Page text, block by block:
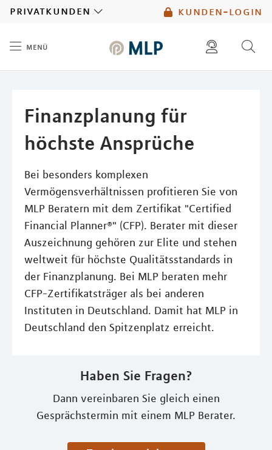
kunden-login
privatkunden
menü
Finanzplanung für
höchste Ansprüche
Bei besonders komplexen
Vermögensverhältnissen profitieren Sie von
MLP Beratern mit dem Zertifikat "Certified
Financial Planner®" (CFP). Berater mit dieser
Auszeichnung gehören zur Elite und stehen
weltweit für höchste Qualitätsstandards in
der Finanzplanung. Bei MLP beraten mehr
CFP-Zertifikatsträger als bei anderen
Instituten in Deutschland. Damit hat MLP in
Deutschland den Spitzenplatz erreicht.
Haben Sie Fragen?
Dann vereinbaren Sie gleich einen
Gesprächstermin mit einem MLP Berater.